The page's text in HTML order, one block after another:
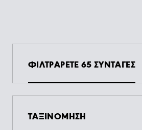
ΦΙΛΤΡΑΡΕΤΕ 65 ΣΥΝΤΑΓΕΣ
ΤΑΞΙΝΟΜΗΣΗ